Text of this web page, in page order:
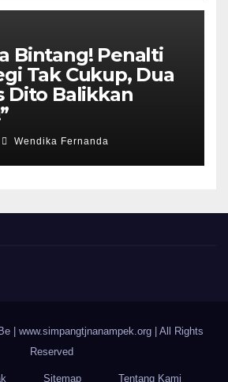
Bintang! Penalti
Tak Cukup, Dua
Dito Balikkan
Wendika Fernanda
www.simpangtjnanampek.org | All Rights
Reserved
Sitemap Tentang Kami